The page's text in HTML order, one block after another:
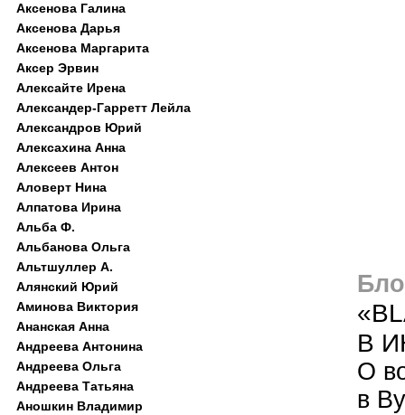
В
О
в
Аксенова Галина
Аксенова Дарья
Аксенова Маргарита
Аксер Эрвин
Алексайте Ирена
Александер-Гарретт Лейла
Александров Юрий
Алексахина Анна
Алексеев Антон
Аловерт Нина
Алпатова Ирина
Альба Ф.
Альбанова Ольга
Альтшуллер А.
Алянский Юрий
Аминова Виктория
Ананская Анна
Андреева Антонина
Андреева Ольга
Андреева Татьяна
Аношкин Владимир